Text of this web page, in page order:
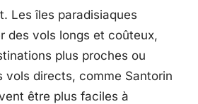
Les îles paradisiaques
des vols longs et coûteux,
plus proches ou
vols directs, comme Santorin
être plus faciles à